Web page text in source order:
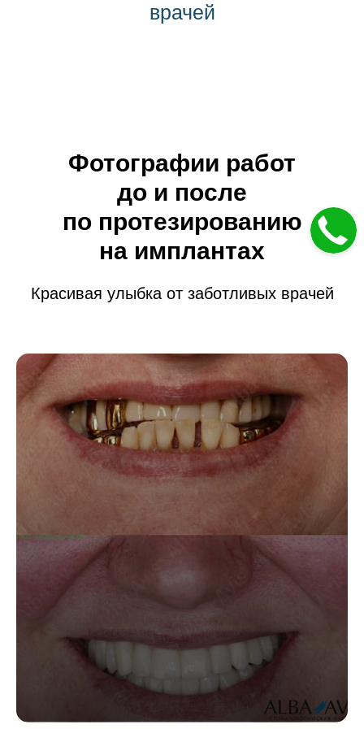
врачей
Фотографии работ
до и после
по протезированию
на имплантах
Красивая улыбка от заботливых врачей